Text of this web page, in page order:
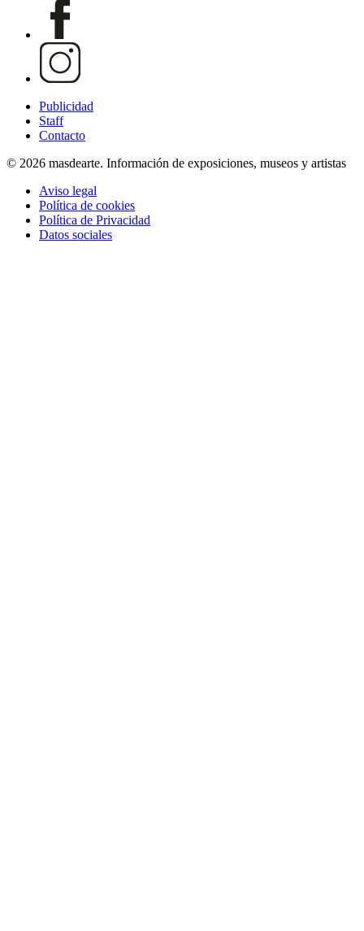
Publicidad
Staff
Contacto
© 2026 masdearte. Información de exposiciones, museos y artistas
Aviso legal
Política de cookies
Política de Privacidad
Datos sociales